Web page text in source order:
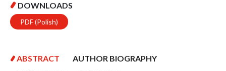
DOWNLOADS
PDF (Polish)
ABSTRACT
AUTHOR BIOGRAPHY